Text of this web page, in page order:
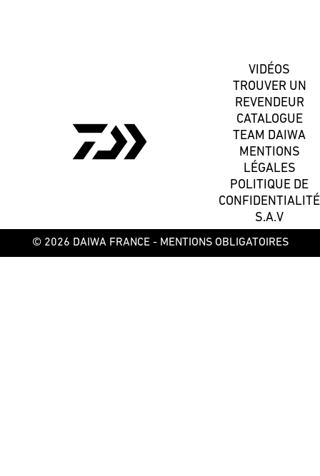
VIDÉOS
TROUVER UN
REVENDEUR
CATALOGUE
TEAM DAIWA
MENTIONS
LÉGALES
POLITIQUE DE
CONFIDENTIALITÉ
S.A.V
© 2026 DAIWA FRANCE - MENTIONS OBLIGATOIRES